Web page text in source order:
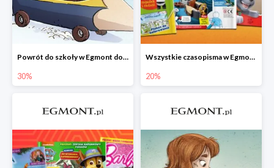
Powrót do szkoły w Egmont do -30%
30%
Wszystkie czasopisma w Egmont -20%
20%